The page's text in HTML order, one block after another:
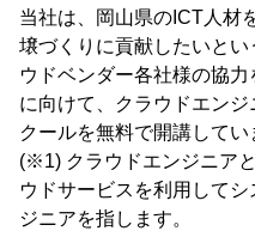
当社は、岡山県のICT人材
壌づくりに貢献したいと
ウドベンダー各社様の協
に向けて、クラウドエン
クールを無料で開講してい
(※1) クラウドエンジニア
ウドサービスを利用して
ジニアを指します。